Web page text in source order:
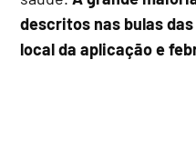
descritos nas bulas
local da aplicação e